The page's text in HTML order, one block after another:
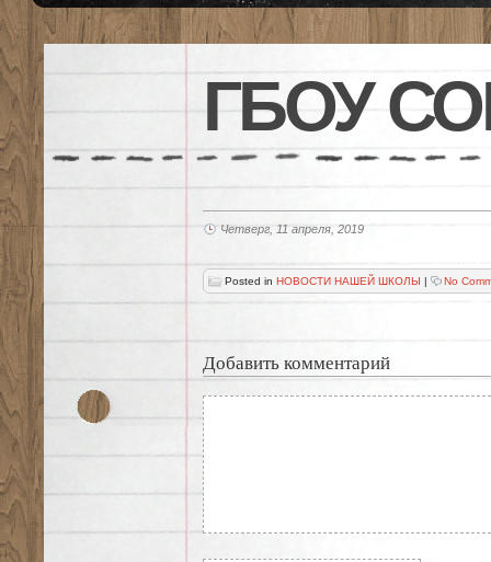
ГБОУ
Четверг, 11 апреля, 2019
Posted in НОВОСТИ НАШЕЙ ШКОЛЫ | No
Добавить комментарий